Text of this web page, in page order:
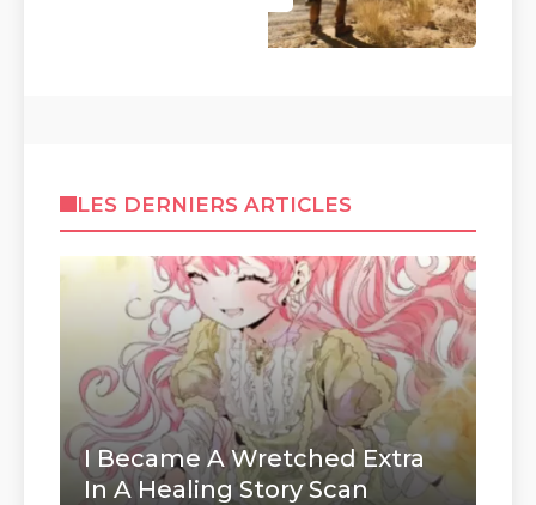
LES DERNIERS ARTICLES
I Became A Wretched Extra
In A Healing Story Scan